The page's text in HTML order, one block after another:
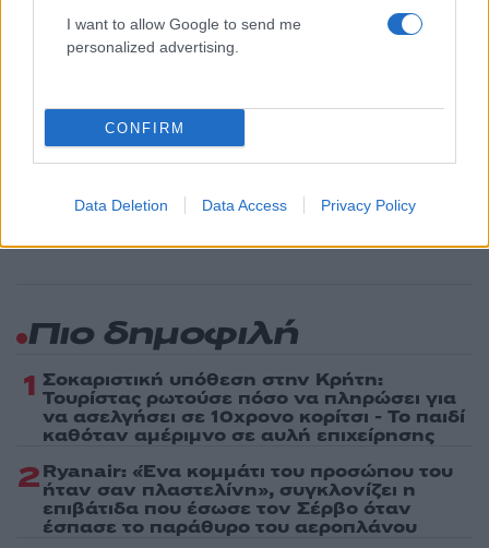
I want to allow Google to send me
personalized advertising.
CONFIRM
Data Deletion Data Access Privacy Policy
Κόσμος
ΙΣΡΑΗΛ
Ακολουθήστε το Νewsit.gr στο
της ημέρας
Πιο δημοφιλή
1 Σοκαριστική υπόθεση στην Κρήτη:
Τουρίστας ρωτούσε πόσο να πληρώσει για
να ασελγήσει σε 10χρονο κορίτσι - Το παιδί
καθόταν αμέριμνο σε αυλή επιχείρησης
2Ryanair: «Ένα κομμάτι του προσώπου του
ήταν σαν πλαστελίνη», συγκλονίζει η
επιβάτιδα που έσωσε τον Σέρβο όταν
έσπασε το παράθυρο του αεροπλάνου